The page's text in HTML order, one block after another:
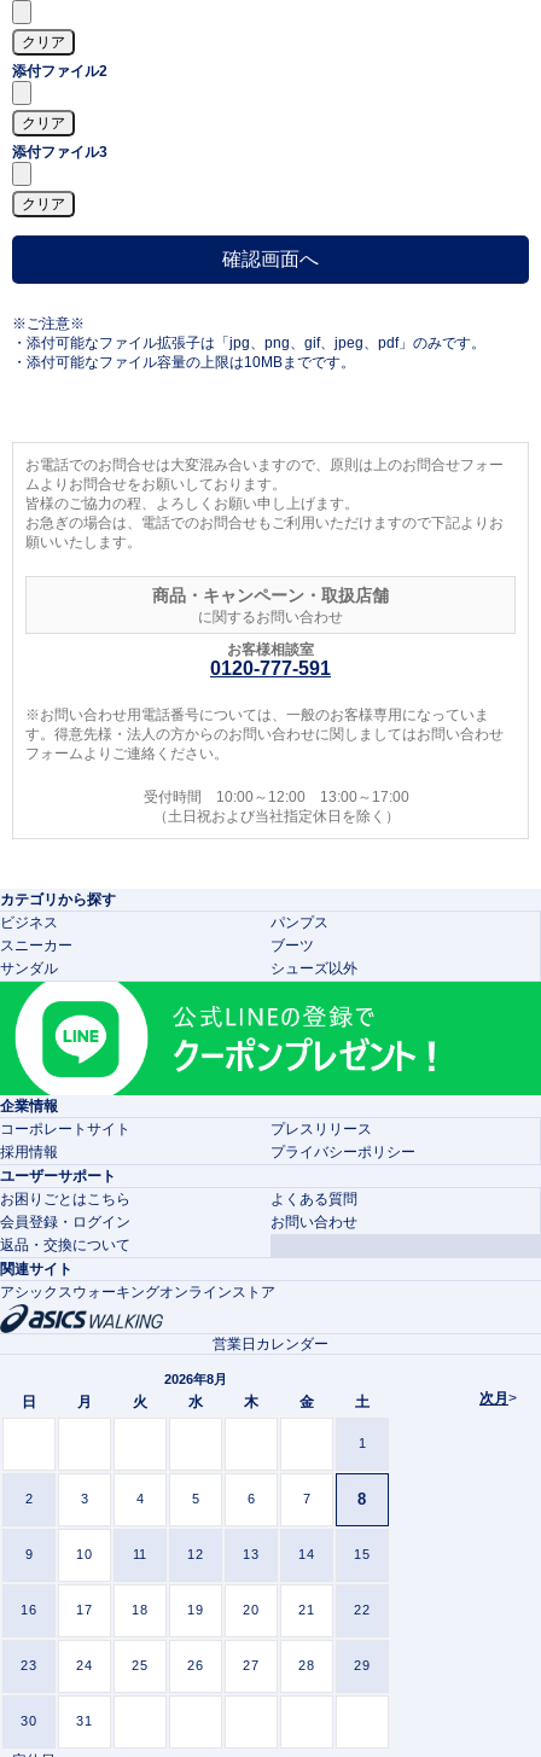
添付ファイル2
添付ファイル3
※ご注意※
・添付可能なファイル拡張子は「jpg、png、gif、jpeg、pdf」のみです。
・添付可能なファイル容量の上限は10MBまでです。
お電話でのお問合せは大変混み合いますので、原則は上のお問合せフォー
ムよりお問合せをお願いしております。
皆様のご協力の程、よろしくお願い申し上げます。
お急ぎの場合は、電話でのお問合せもご利用いただけますので下記よりお
願いいたします。
商品・キャンペーン・取扱店舗
に関するお問い合わせ
お客様相談室
0120-777-591
※お問い合わせ用電話番号については、一般のお客様専用になっていま
す。得意先様・法人の方からのお問い合わせに関しましてはお問い合わせ
フォームよりご連絡ください。
受付時間 10:00～12:00 13:00～17:00
（土日祝および当社指定休日を除く）
カテゴリから探す
ビジネス
パンプス
スニーカー
ブーツ
サンダル
シューズ以外
企業情報
コーポレートサイト
プレスリリース
採用情報
プライバシーポリシー
ユーザーサポート
お困りごとはこちら
よくある質問
会員登録・ログイン
お問い合わせ
返品・交換について
関連サイト
アシックスウォーキングオンラインストア
次月 >
営業日カレンダー
2026年8月
日 月 火 水 木 金 土
1
2 3 4 5 6 7 8
9 10 11 12 13 14 15
16 17 18 19 20 21 22
23 24 25 26 27 28 29
30 31